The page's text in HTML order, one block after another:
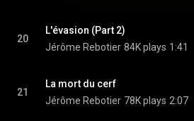
20
L'évasion (Part 2)
Jérôme Rebotier 84K plays 1:41
21
La mort du cerf
Jérôme Rebotier 78K plays 2:07